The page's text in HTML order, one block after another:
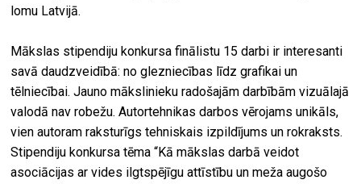
lomu Latvijā.
Mākslas stipendiju konkursa finālistu 15 darbi ir interesanti
savā daudzveidībā: no glezniecības līdz grafikai un
tēlniecībai. Jauno mākslinieku radošajām darbībām vizuālajā
valodā nav robežu. Autortehnikas darbos vērojams unikāls,
vien autoram raksturīgs tehniskais izpildījums un rokraksts.
Stipendiju konkursa tēma “Kā mākslas darbā veidot
asociācijas ar vides ilgtspējīgu attīstību un meža augošo